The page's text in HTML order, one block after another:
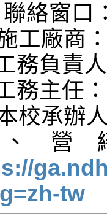
絡窗口：
工廠商
務負責
務主任
校承辦
、營
tw